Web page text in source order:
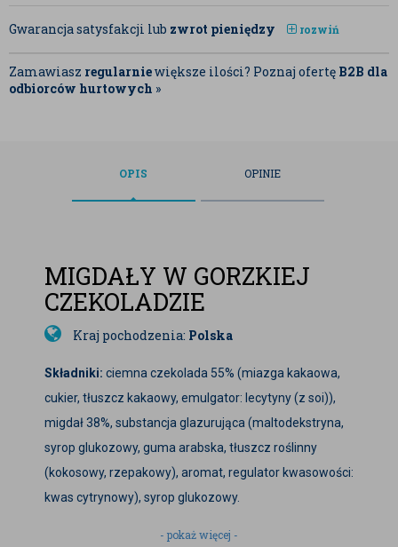
Gwarancja satysfakcji lub zwrot pieniędzy rozwiń
Zamawiasz regularniewiększe ilości? Poznaj ofertę B2B dla
odbiorców hurtowych »
OPIS OPINIE
MIGDAŁY W GORZKIEJ
CZEKOLADZIE
Kraj pochodzenia: Polska
Składniki: ciemna czekolada 55% (miazga kakaowa,
cukier, tłuszcz kakaowy, emulgator: lecytyny (z soi)),
migdał 38%, substancja glazurująca (maltodekstryna,
syrop glukozowy, guma arabska, tłuszcz roślinny
(kokosowy, rzepakowy), aromat, regulator kwasowości:
kwas cytrynowy), syrop glukozowy.
Migdały w ciemnej czekoladzieto wyjątkowa
- pokaż więcej -